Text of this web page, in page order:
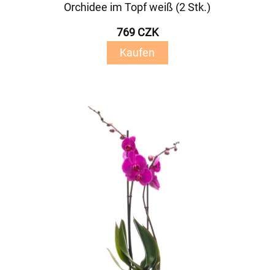
Orchidee im Topf weiß (2 Stk.)
769 CZK
Kaufen